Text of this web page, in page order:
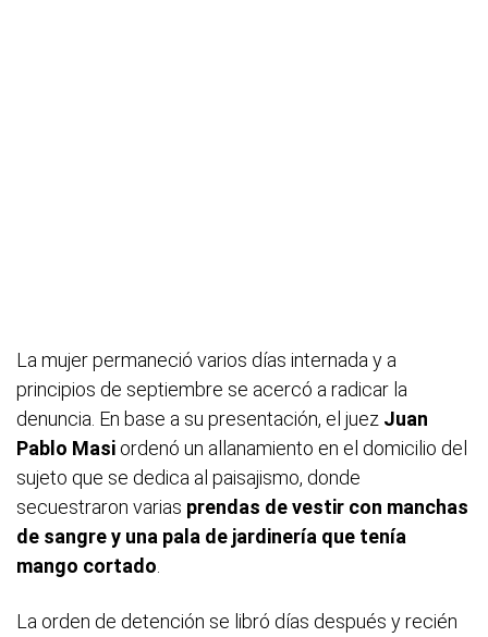
La mujer permaneció varios días internada y a
principios de septiembre se acercó a radicar la
denuncia. En base a su presentación, el juez Juan
Pablo Masi ordenó un allanamiento en el domicilio del
sujeto que se dedica al paisajismo, donde
secuestraron varias prendas de vestir con manchas
de sangre y una pala de jardinería que tenía
mango cortado
La orden de detención se libró días después y recién